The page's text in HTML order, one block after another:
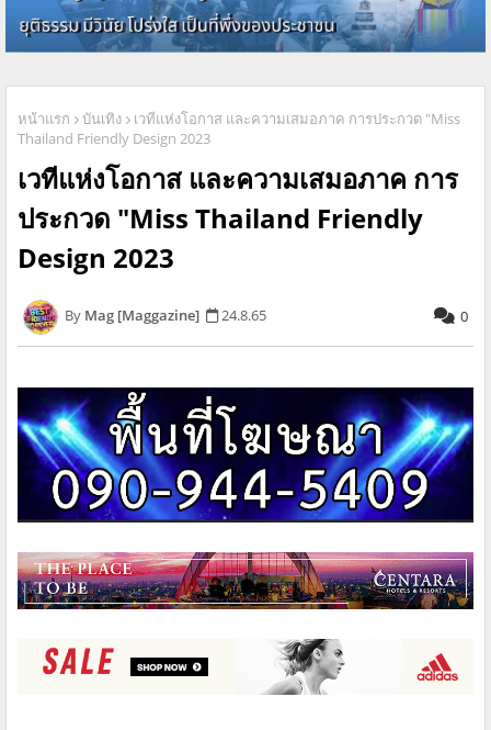
หน้าแรก บันเทิง
เวทีแห่งโอกาส และความเสมอภาค การประกวด "Miss
Thailand Friendly Design 2023
เวทีแห่งโอกาส และความเสมอภาค การ
ประกวด "Miss Thailand Friendly
Design 2023
Mag [Maggazine] 24.8.65 0